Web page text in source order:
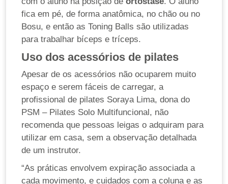
fica em pé, de forma anatômica, no chão ou no
Bosu, e então as Toning Balls são utilizadas
para trabalhar bíceps e tríceps.
Uso dos acessórios de pilates
Apesar de os acessórios não ocuparem muito
espaço e serem fáceis de carregar, a
profissional de pilates Soraya Lima, dona do
PSM – Pilates Solo Multifuncional, não
recomenda que pessoas leigas o adquiram para
utilizar em casa, sem a observação detalhada
de um instrutor.
“As práticas envolvem expiração associada a
cada movimento, e cuidados com a coluna e as